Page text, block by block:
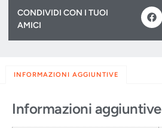
CONDIVIDI CON I TUOI
AMICI
INFORMAZIONI AGGIUNTIVE
Informazioni aggiuntive